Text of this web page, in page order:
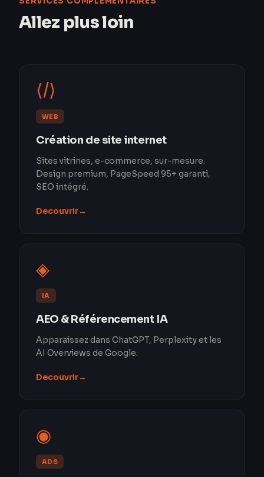
Allez plus loin
⟨/⟩
WEB
Création de site internet
Sites vitrines, e-commerce, sur-mesure.
Design premium, PageSpeed 95+ garanti,
SEO intégré.
Decouvrir→
◈
IA
AEO & Référencement IA
Apparaissez dans ChatGPT, Perplexity et les
AI Overviews de Google.
Decouvrir→
◉
ADS